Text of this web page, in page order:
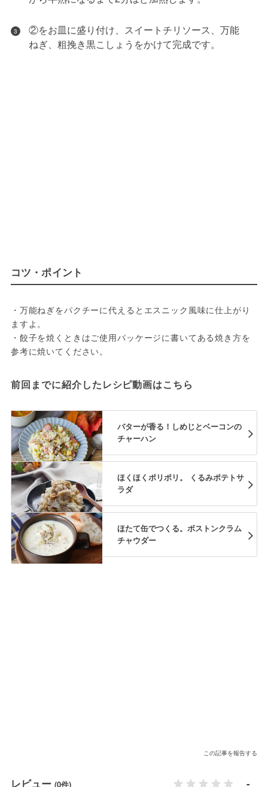
3
②をお皿に盛り付け、スイートチリソース、万能
ねぎ、粗挽き黒こしょうをかけて完成です。
コツ・ポイント
・万能ねぎをパクチーに代えるとエスニック風味に仕上がり
ますよ。
・餃子を焼くときはご使用パッケージに書いてある焼き方を
参考に焼いてください。
前回までに紹介したレシピ動画はこちら
バターが香る！しめじとベーコンの
チャーハン
ほくほくポリポリ。 くるみポテトサ
ラダ
ほたて缶でつくる。ボストンクラム
チャウダー
この記事を報告する
レビュー (0件) -